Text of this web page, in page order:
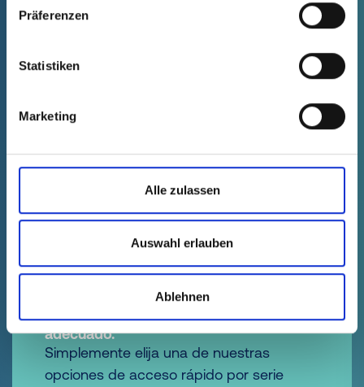
Präferenzen
Statistiken
Marketing
Alle zulassen
Auswahl erlauben
Ablehnen
1 2 3 4 5 14
Más rápido al elemento de protección
adecuado.
Simplemente elija una de nuestras
opciones de acceso rápido por serie